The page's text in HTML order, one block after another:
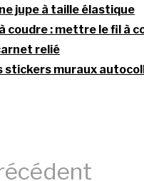
jupe à taille élastique
coudre : mettre le fil à
relié
stickers muraux